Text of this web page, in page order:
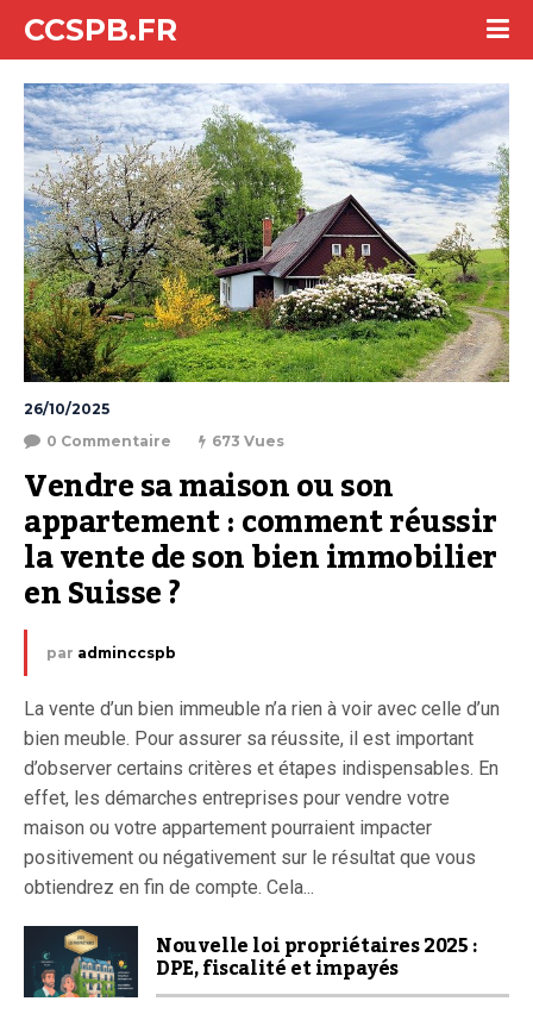
CCSPB.FR
26/10/2025
0 Commentaire
673 Vues
Vendre sa maison ou son
appartement : comment réussir
la vente de son bien immobilier
en Suisse ?
par adminccspb
La vente d’un bien immeuble n’a rien à voir avec celle d’un
bien meuble. Pour assurer sa réussite, il est important
d’observer certains critères et étapes indispensables. En
effet, les démarches entreprises pour vendre votre
maison ou votre appartement pourraient impacter
positivement ou négativement sur le résultat que vous
obtiendrez en fin de compte. Cela...
Nouvelle loi propriétaires 2025 :
DPE, fiscalité et impayés